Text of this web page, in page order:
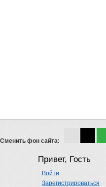
Сменить фон сайта:
Привет, Гость
Войти
Зарегистрироваться